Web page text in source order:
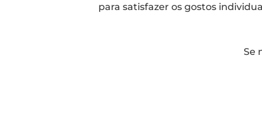
para satisfazer os gostos
Se